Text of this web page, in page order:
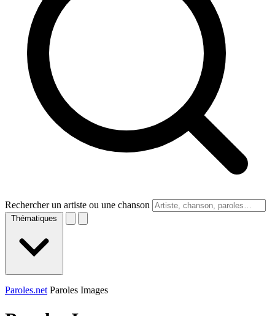
Rechercher un artiste ou une chanson
Thématiques
Paroles.net Paroles Images